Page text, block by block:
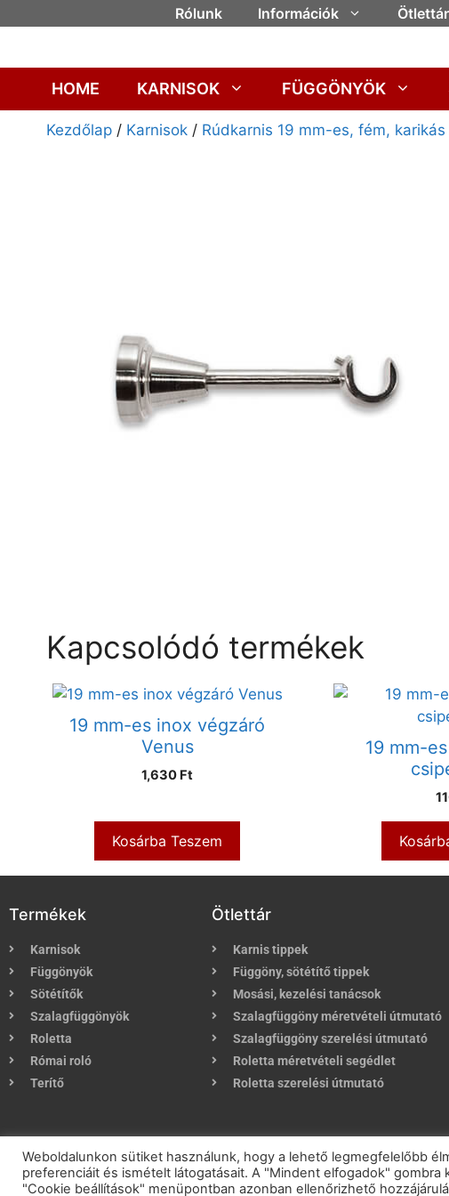
Rólunk Információk Ötlettár
HOME KARNISOK FÜGGÖNYÖK
Kezdőlap / Karnisok / Rúdkarnis 19 mm-es, fém, karikás
Kapcsolódó termékek
19 mm-es inox végzáró
Venus
1,630 Ft
Kosárba Teszem
19 mm-
Termékek
Karnisok
Függönyök
Sötétítők
Szalagfüggönyök
Roletta
Római roló
Terítő
Ötlettár
Karnis tippek
Függöny, sötétítő tippek
Mosási, kezelési tanácsok
Szalagfüggöny méretvételi útmutató
Szalagfüggöny szerelési útmutató
Roletta méretvételi segédlet
Roletta szerelési útmutató
2021 © eKarnis.hu| Karnis
Weboldalunkon sütiket használunk, hogy a lehető legmegfelelőbb
preferenciáit és ismételt látogatásait. A "Mindent elfogadok" gombra
"Cookie beállítások" menüpontban azonban ellenőrizhető